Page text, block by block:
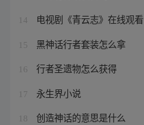
14 电视剧《青云志》在线观看
15 黑神话行者套装怎么拿
16 行者圣遗物怎么获得
17 永生界小说
18 创造神话的意思是什么